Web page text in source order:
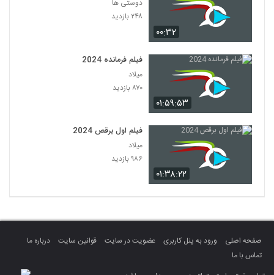
۰۰:۳۲
دوستی ها
۲۴۸ بازدید
۰۱:۵۹:۵۳
فیلم فرمانده 2024
میلاد
۸۷۰ بازدید
۰۱:۳۸:۲۲
فیلم اول برقص 2024
میلاد
۹۸۶ بازدید
صفحه اصلی ورود به پنل کاربری عضویت در سایت قوانین سایت
درباره ما
تماس با ما